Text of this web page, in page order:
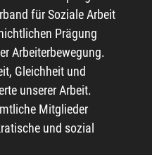
für Soziale Arbeit
Prägung
Arbeiterbewegung.
Gleichheit und
unserer Arbeit.
Mitglieder
und sozial